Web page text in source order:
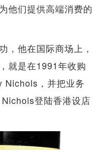
他们提供高端消费的
，他在国际商场上，
就是在1991年收购
Nichols，并把业务
登陆香港设店